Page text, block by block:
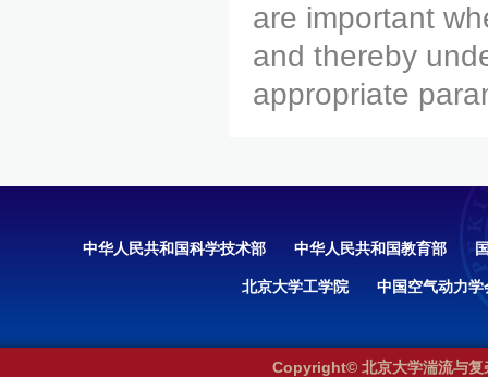
are important
and thereby
appropriate
中华人民共和国科学技术部 中华人民共和国教育部
北京大学工学院 中国空气动力学
Copyright© 北京大学湍流与